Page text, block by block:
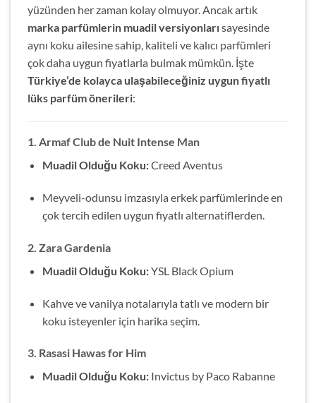
yüzünden her zaman kolay olmuyor. Ancak artık
marka parfümlerin muadil versiyonlarısayesinde
aynı koku ailesine sahip, kaliteli ve kalıcı parfümleri
çok daha uygun fiyatlarla bulmak mümkün. İşte
Türkiye’de kolayca ulaşabileceğiniz uygun fiyatlı
lüks parfüm önerileri:
1. Armaf Club de Nuit Intense Man
Muadil Olduğu Koku:Creed Aventus
Meyveli-odunsu imzasıyla erkek parfümlerinde en
çok tercih edilen uygun fiyatlı alternatiflerden.
2. Zara Gardenia
Muadil Olduğu Koku:YSL Black Opium
Kahve ve vanilya notalarıyla tatlı ve modern bir
koku isteyenler için harika seçim.
3. Rasasi Hawas for Him
Muadil Olduğu Koku:Invictus by Paco Rabanne